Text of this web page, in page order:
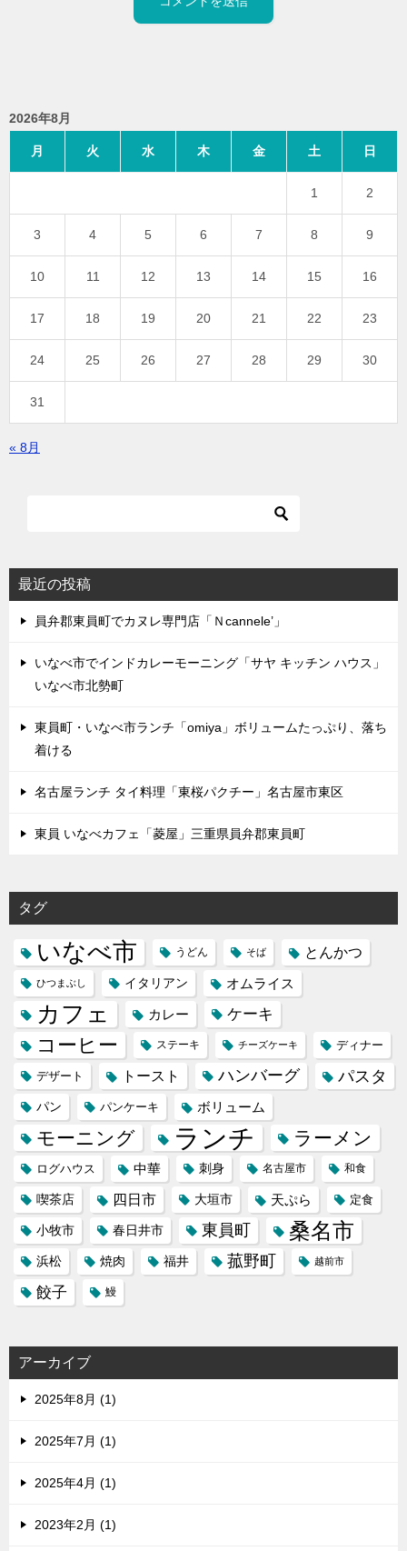
2026年8月
月 火 水 木 金 土 日
1 2
3 4 5 6 7 8 9
10 11 12 13 14 15 16
17 18 19 20 21 22 23
24 25 26 27 28 29 30
31
« 8月
最近の投稿
員弁郡東員町でカヌレ専門店「Ｎcannele’」
いなべ市でインドカレーモーニング「サヤ キッチン ハウス」
いなべ市北勢町
東員町・いなべ市ランチ「omiya」ボリュームたっぷり、落ち
着ける
名古屋ランチ タイ料理「東桜パクチー」名古屋市東区
東員 いなべカフェ「菱屋」三重県員弁郡東員町
タグ
いなべ市 うどん そば とんかつ
ひつまぶし イタリアン オムライス
カフェ カレー ケーキ
コーヒー ステーキ チーズケーキ ディナー
デザート トースト ハンバーグ パスタ
パン パンケーキ ボリューム
モーニング ランチ ラーメン
ログハウス 中華 刺身 名古屋市 和食
喫茶店 四日市 大垣市 天ぷら 定食
小牧市 春日井市 東員町 桑名市
浜松 焼肉 福井 菰野町 越前市
餃子 鰻
アーカイブ
2025年8月 (1)
2025年7月 (1)
2025年4月 (1)
2023年2月 (1)